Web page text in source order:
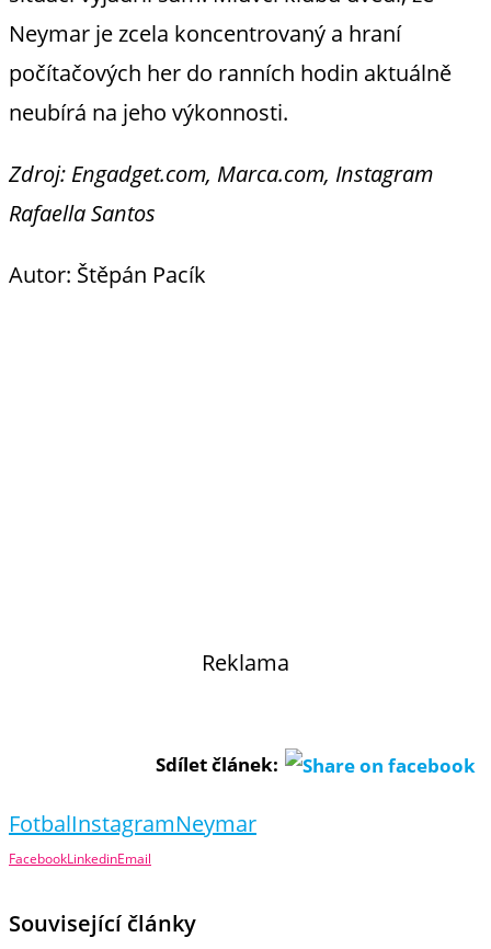
Neymar je zcela koncentrovaný a hraní
počítačových her do ranních hodin aktuálně
neubírá na jeho výkonnosti.
Zdroj: Engadget.com, Marca.com, Instagram
Rafaella Santos
Autor: Štěpán Pacík
Reklama
Sdílet článek:
FotbalInstagramNeymar
FacebookLinkedinEmail
Související články